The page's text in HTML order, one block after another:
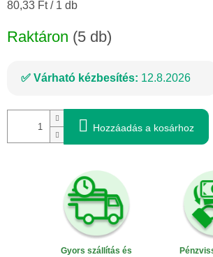
Egységár:
80,33 Ft / 1 db
Raktáron (5 db)
Várható kézbesítés: 12.8.2026
Hozzáadás a kosárhoz
Gyors szállítás és